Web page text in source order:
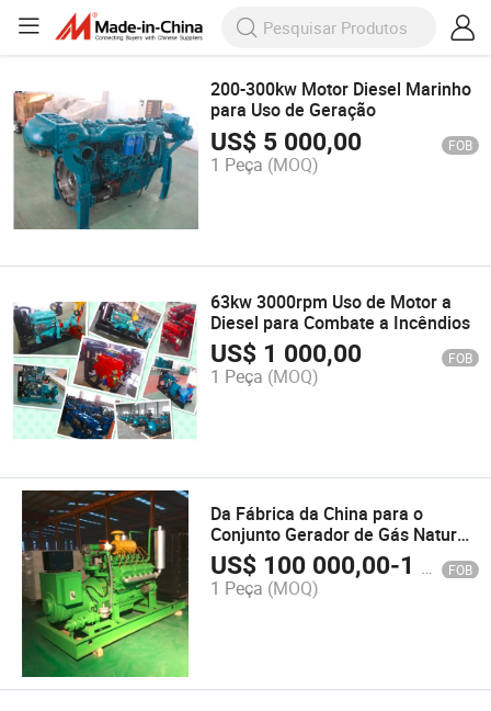
200-300kw Motor Diesel Marinho
para Uso de Geração
US$ 5 000,00 FOB
1 Peça (MOQ)
63kw 3000rpm Uso de Motor a
Diesel para Combate a Incêndios
US$ 1 000,00 FOB
1 Peça (MOQ)
Da Fábrica da China para o
Conjunto Gerador de Gás Natural
da Rússia Cazaquistão 200kw
com 12V135 Motor a Gás
US$ 100 000,00-1 500 000,00 FOB
1 Peça (MOQ)